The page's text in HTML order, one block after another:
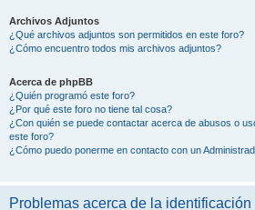
Archivos Adjuntos
¿Qué archivos adjuntos son permitidos en este foro?
¿Cómo encuentro todos mis archivos adjuntos?
Acerca de phpBB
¿Quién programó este foro?
¿Por qué este foro no tiene tal cosa?
¿Con quién se puede contactar acerca de abusos o
este foro?
¿Cómo puedo ponerme en contacto con un
Problemas acerca de la identificación